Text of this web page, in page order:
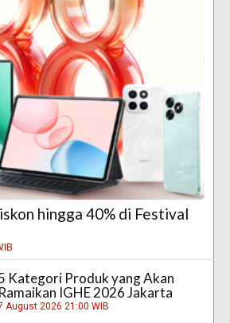
hingga 40% di Festival
Kategori Produk yang Akan
Ramaikan IGHE 2026 Jakarta
August 2026 21:00 WIB